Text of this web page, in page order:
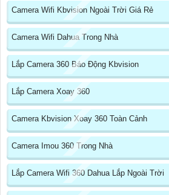
Camera Wifi Kbvision Ngoài Trời Giá Rẻ
Camera Wifi Dahua Trong Nhà
Lắp Camera 360 Báo Động Kbvision
Lắp Camera Xoay 360
Camera Kbvision Xoay 360 Toàn Cảnh
Camera Imou 360 Trong Nhà
Lắp Camera Wifi 360 Dahua Lắp Ngoài Trời